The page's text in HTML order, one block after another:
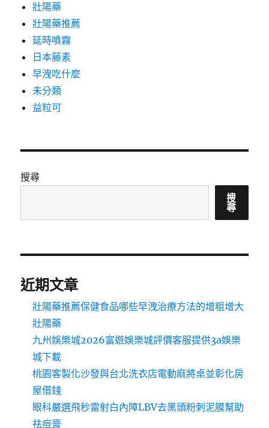
壯陽藥
壯陽藥推薦
延時噴霧
日本藤素
早洩吃什麼
未分類
益粒可
搜尋
搜
尋
近期文章
壯陽藥推薦保健食品哪些早洩治療方法的增粗增大
壯陽藥
九州娛樂城2026富遊娛樂城評價客服提供3a娛樂
城下載
桃園客製化沙發與台北洗衣店電動麻將桌並彰化房
屋借錢
眼科嚴選飛秒雷射白內障LBV去黑頭粉刺泥膜幫助
祛痘膏